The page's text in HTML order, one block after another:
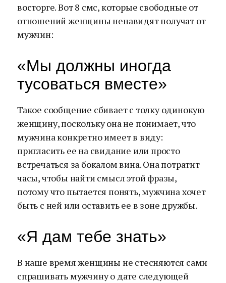
восторге. Вот 8 смс, которые свободные от
отношений женщины ненавидят получат от
мужчин:
«Мы должны иногда
тусоваться вместе»
Такое сообщение сбивает с толку одинокую
женщину, поскольку она не понимает, что
мужчина конкретно имеет в виду:
пригласить ее на свидание или просто
встречаться за бокалом вина. Она потратит
часы, чтобы найти смысл этой фразы,
потому что пытается понять, мужчина хочет
быть с ней или оставить ее в зоне дружбы.
«Я дам тебе знать»
В наше время женщины не стесняются сами
спрашивать мужчину о дате следующей